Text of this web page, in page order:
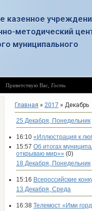
казенное
методический
муниципального
Приветствую Вас Гость
Главная » 2017 » Декабрь
25 Декабря, Понедельник
16:10 «Иллюстрация к
15:57 Об итогах
открываю мир»» (0)
18 Декабря, Понедельник
15:16 Всероссийские
13 Декабря, Среда
16:38 Телемост «Ими